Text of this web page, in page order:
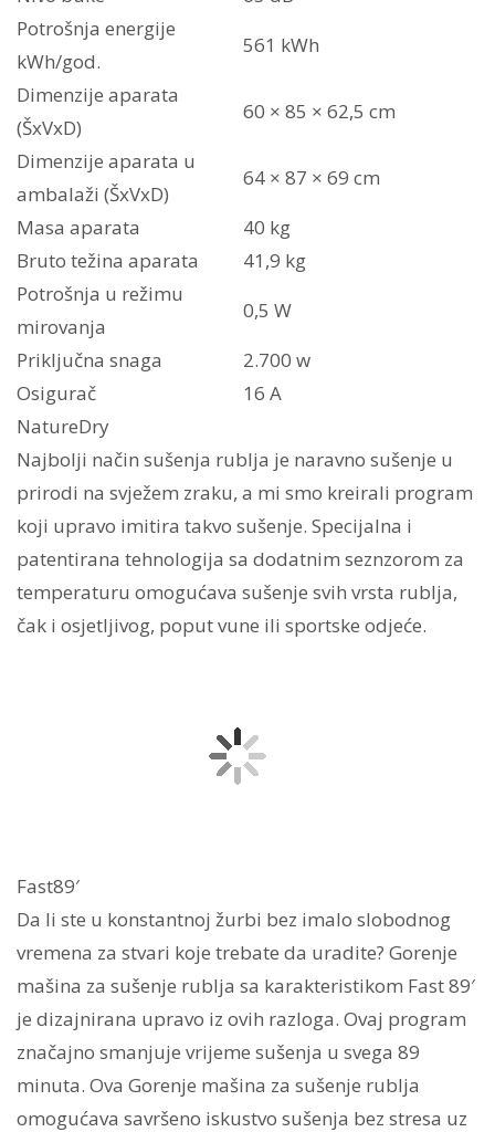
Potrošnja energije
kWh/god.
561 kWh
Dimenzije aparata
(ŠxVxD)
60 × 85 × 62,5 cm
Dimenzije aparata u
ambalaži (ŠxVxD)
64 × 87 × 69 cm
Masa aparata
40 kg
Bruto težina aparata
41,9 kg
Potrošnja u režimu
mirovanja
0,5 W
Priključna snaga
2.700 w
Osigurač
16 A
NatureDry
Najbolji način sušenja rublja je naravno sušenje u
prirodi na svježem zraku, a mi smo kreirali program
koji upravo imitira takvo sušenje. Specijalna i
patentirana tehnologija sa dodatnim seznzorom za
temperaturu omogućava sušenje svih vrsta rublja,
čak i osjetljivog, poput vune ili sportske odjeće.
Fast89′
Da li ste u konstantnoj žurbi bez imalo slobodnog
vremena za stvari koje trebate da uradite? Gorenje
mašina za sušenje rublja sa karakteristikom Fast 89′
je dizajnirana upravo iz ovih razloga. Ovaj program
značajno smanjuje vrijeme sušenja u svega 89
minuta. Ova Gorenje mašina za sušenje rublja
omogućava savršeno iskustvo sušenja bez stresa uz